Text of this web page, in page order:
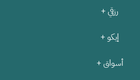
رزقي +
إيكو +
أسواق +